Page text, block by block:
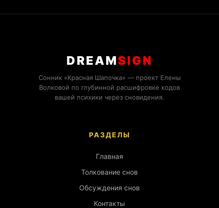
DREAMSIGN
Сонник «Красная Шапочка» — проект Елены
Волковой по глубинной расшифровке кодов
вашей психики через сновидения.
РАЗДЕЛЫ
Главная
Толкование снов
Обсуждения снов
Контакты